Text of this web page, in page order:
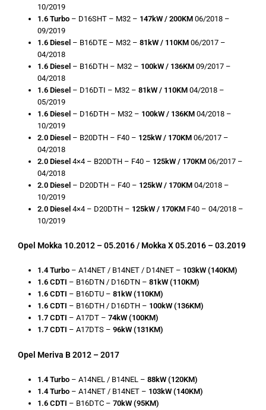
10/2019
1.6 Turbo – D16SHT – M32 – 147kW / 200KM06/2018 –
09/2019
1.6 Diesel – B16DTE – M32 –81kW / 110KM06/2017 –
04/2018
1.6 Diesel – B16DTH – M32 – 100kW / 136KM 09/2017 –
04/2018
1.6 Diesel – D16DTI – M32 –81kW / 110KM04/2018 –
05/2019
1.6 Diesel – D16DTH – M32 – 100kW / 136KM04/2018 –
10/2019
2.0 Diesel – B20DTH – F40 – 125kW / 170KM06/2017 –
04/2018
2.0 Diesel 4×4 – B20DTH – F40 – 125kW / 170KM06/2017 –
04/2018
2.0 Diesel – D20DTH – F40 – 125kW / 170KM04/2018 –
10/2019
2.0 Diesel 4×4 – D20DTH – 125kW / 170KM F40 – 04/2018 –
10/2019
Opel Mokka 10.2012 – 05.2016 / Mokka X 05.2016 – 03.2019
1.4 Turbo – A14NET / B14NET / D14NET – 103kW (140KM)
1.6 CDTI – B16DTN / D16DTN –81kW (110KM)
1.6 CDTI – B16DTU –81kW (110KM)
1.6 CDTI – B16DTH / D16DTH – 100kW (136KM)
1.7 CDTI – A17DT –74kW (100KM)
1.7 CDTI – A17DTS –96kW (131KM)
Opel Meriva B 2012 – 2017
1.4 Turbo – A14NEL / B14NEL –88kW (120KM)
1.4 Turbo – A14NET / B14NET – 103kW (140KM)
1.6 CDTI – B16DTC –70kW (95KM)